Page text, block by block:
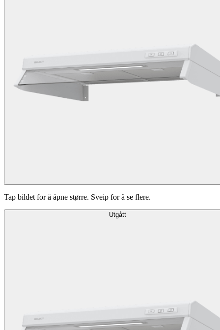
Tap bildet for å åpne større. Sveip for å se flere.
Utgått